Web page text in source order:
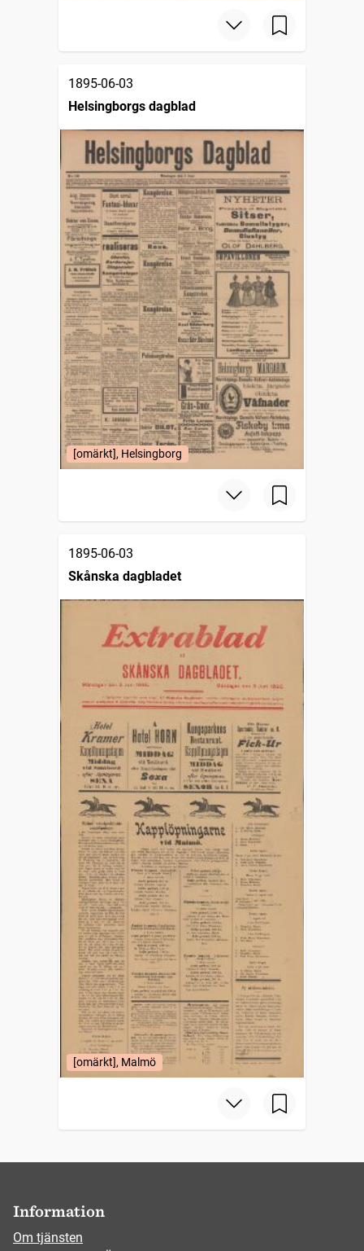
1895-06-03
Helsingborgs dagblad
[omärkt], Helsingborg
1895-06-03
Skånska dagbladet
[omärkt], Malmö
Information
Om tjänsten